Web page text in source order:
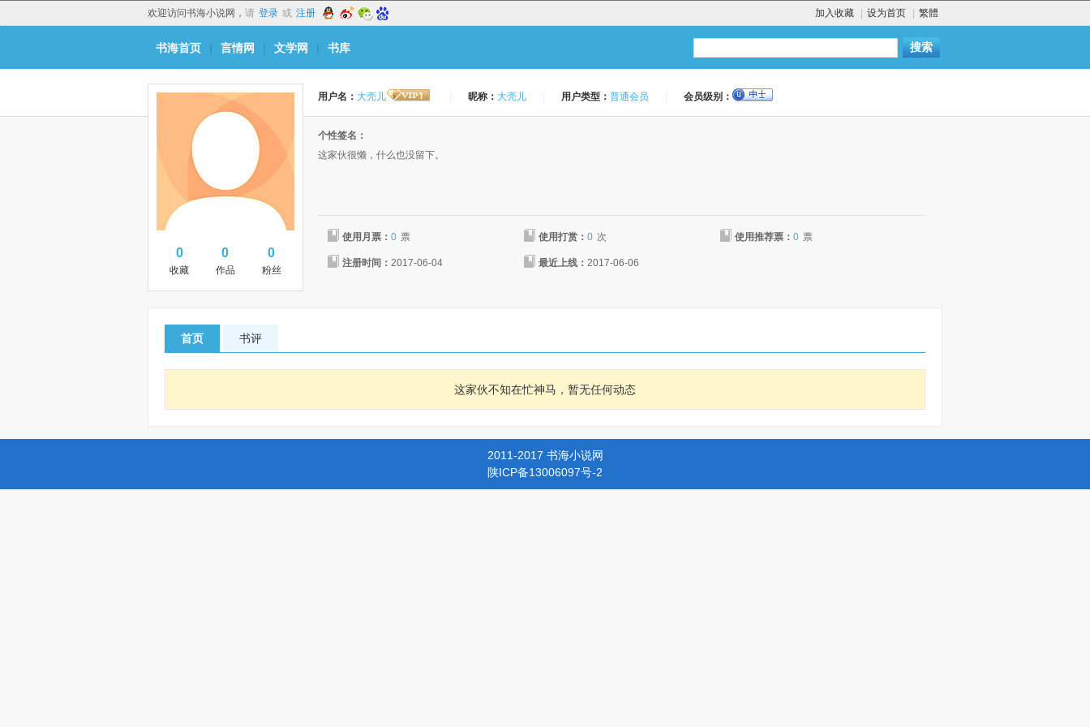
欢迎访问书海小说网， 请 登录 或 注册 加入收藏 设为首页 繁體
书海首页 | 言情网 | 文学网 | 书库
0
收藏
0
作品
0
粉丝
用户名： 大壳儿 昵称： 大壳儿 用户类型： 普通会员 会员级别：
个性签名：
这家伙很懒，什么也没留下。
使用月票： 0 票 使用打赏：0 次 使用推荐票：0 票
注册时间： 2017-06-04 最近上线：2017-06-06
首页 书评
这家伙不知在忙神马，暂无任何动态
2011-2017 书海小说网
陕ICP备13006097号-2